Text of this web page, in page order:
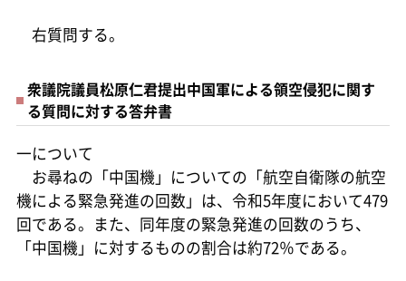
右質問する。
衆議院議員松原仁君提出中国軍による領空侵犯に関す
る質問に対する答弁書
一について
お尋ねの「中国機」についての「航空自衛隊の航空
機による緊急発進の回数」は、令和5年度において479
回である。また、同年度の緊急発進の回数のうち、
「中国機」に対するものの割合は約72％である。